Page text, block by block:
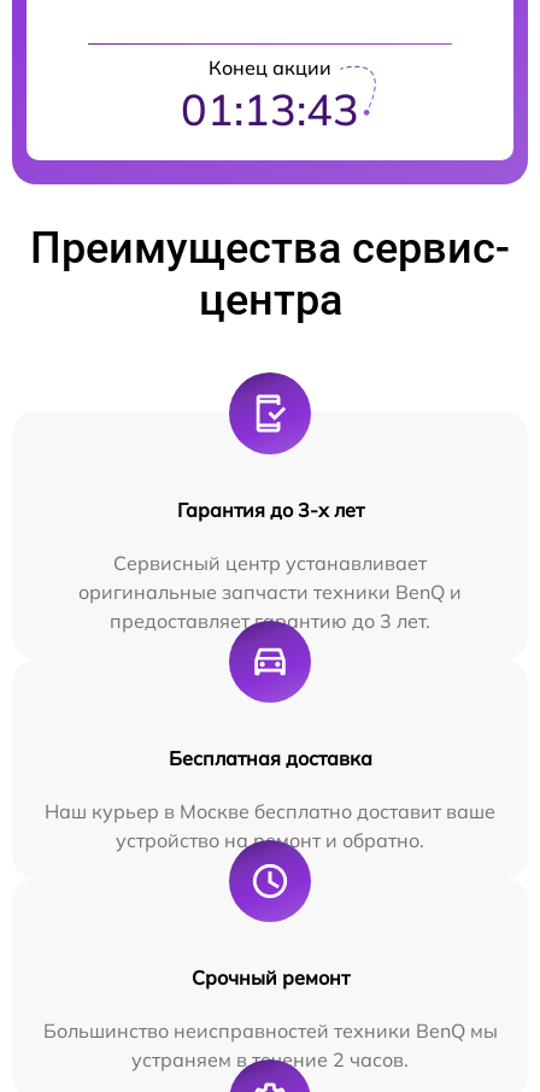
Конец акции
01:13:42
Преимущества сервис-
центра
Гарантия до 3-х лет
Сервисный центр устанавливает
оригинальные запчасти техники BenQ и
предоставляет гарантию до 3 лет.
Бесплатная доставка
Наш курьер в Москве бесплатно доставит ваше
устройство на ремонт и обратно.
Срочный ремонт
Большинство неисправностей техники BenQ мы
устраняем в течение 2 часов.